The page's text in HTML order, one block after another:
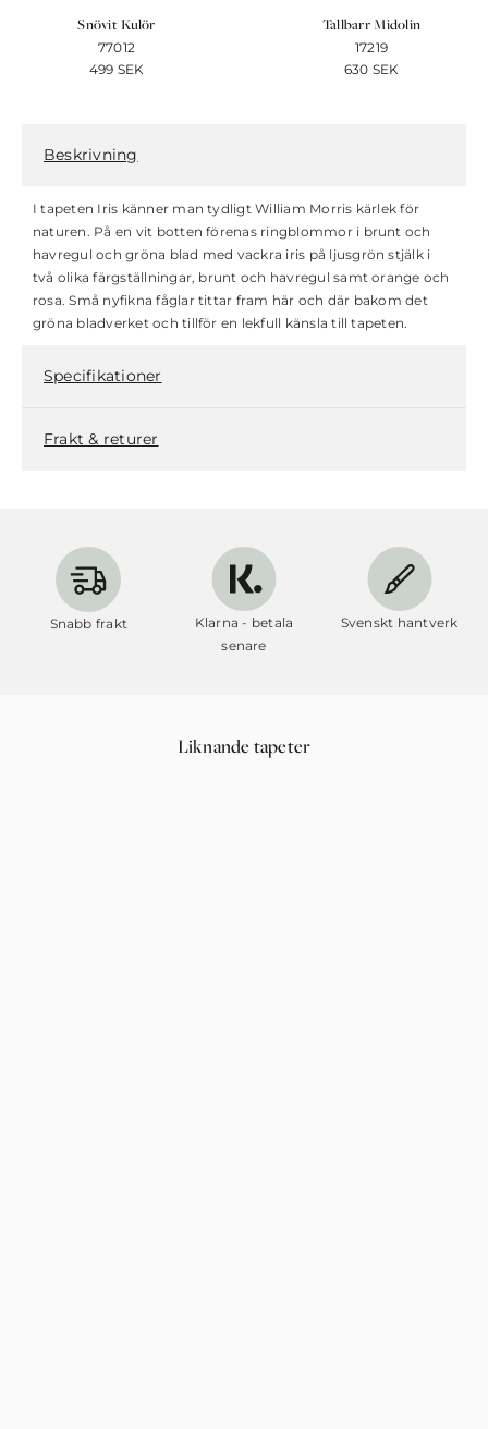
Snövit Kulör
77012
499 SEK
Tallbarr Midolin
17219
630 SEK
Beskrivning
I tapeten Iris känner man tydligt William Morris kärlek för
naturen. På en vit botten förenas ringblommor i brunt och
havregul och gröna blad med vackra iris på ljusgrön stjälk i
två olika färgställningar, brunt och havregul samt orange och
rosa. Små nyfikna fåglar tittar fram här och där bakom det
gröna bladverket och tillför en lekfull känsla till tapeten.
Specifikationer
Frakt & returer
Snabb frakt
Klarna - betala
senare
Svenskt hantverk
Liknande tapeter